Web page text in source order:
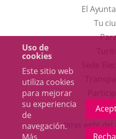
Uso de
cookies
Este sitio web
utiliza cookies
para mejorar
su experiencia
de
navegación.
El
Tu
Otras webs